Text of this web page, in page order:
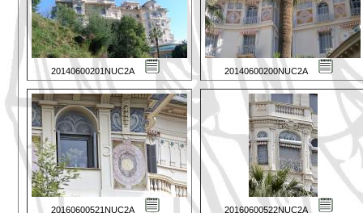
20140600201NUC2A 20140600200NUC2A
20160600521NUC2A 20160600522NUC2A